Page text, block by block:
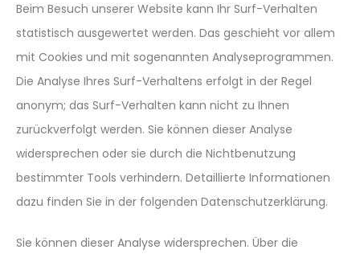
Beim Besuch unserer Website kann Ihr Surf-Verhalten
statistisch ausgewertet werden. Das geschieht vor allem
mit Cookies und mit sogenannten Analyseprogrammen.
Die Analyse Ihres Surf-Verhaltens erfolgt in der Regel
anonym; das Surf-Verhalten kann nicht zu Ihnen
zurückverfolgt werden. Sie können dieser Analyse
widersprechen oder sie durch die Nichtbenutzung
bestimmter Tools verhindern. Detaillierte Informationen
dazu finden Sie in der folgenden Datenschutzerklärung.
Sie können dieser Analyse widersprechen. Über die